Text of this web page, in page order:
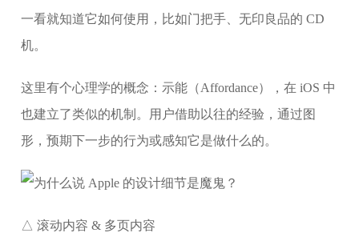
一看就知道它如何使用，比如门把手、无印良品的 CD
机。
这里有个心理学的概念：示能（Affordance），在 iOS 中
也建立了类似的机制。用户借助以往的经验，通过图
形，预期下一步的行为或感知它是做什么的。
△ 滚动内容 & 多页内容